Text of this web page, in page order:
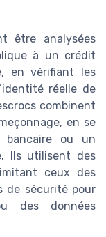
être analysées
à un crédit
en vérifiant les
réelle de
combinent
en se
bancaire ou un
Ils utilisent des
ceux des
de sécurité pour
des données